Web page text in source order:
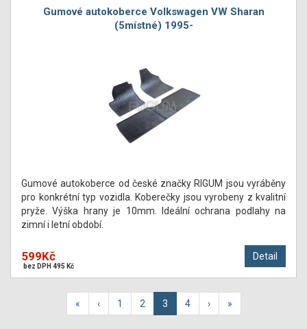
Gumové autokoberce Volkswagen VW Sharan
(5místné) 1995-
Gumové autokoberce od české značky RIGUM jsou vyráběny
pro konkrétní typ vozidla. Koberečky jsou vyrobeny z kvalitní
pryže. Výška hrany je 10mm. Ideální ochrana podlahy na
zimní i letní období.
Detail
599Kč
bez DPH 495 Kč
« ‹ 1 2 3 4 › »